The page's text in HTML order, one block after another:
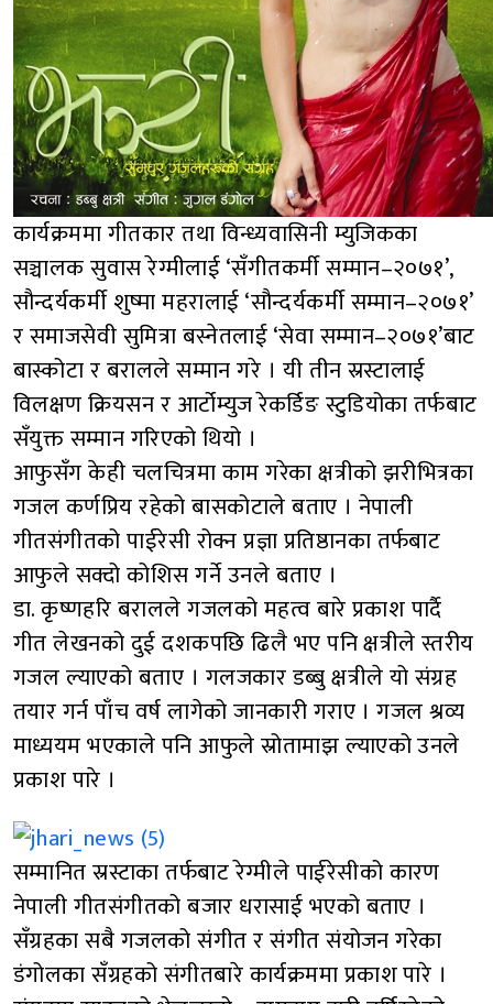
कार्यक्रममा गीतकार तथा विन्ध्यवासिनी म्युजिकका
सञ्चालक सुवास रेग्मीलाई ‘सँगीतकर्मी सम्मान–२०७१’,
सौन्दर्यकर्मी शुष्मा महरालाई ‘सौन्दर्यकर्मी सम्मान–२०७१’
र समाजसेवी सुमित्रा बस्नेतलाई ‘सेवा सम्मान–२०७१’बाट
बास्कोटा र बरालले सम्मान गरे । यी तीन स्रस्टालाई
विलक्षण क्रियसन र आर्टोम्युज रेकर्डिङ स्टुडियोका तर्फबाट
सँयुक्त सम्मान गरिएको थियो ।
आफुसँग केही चलचित्रमा काम गरेका क्षत्रीको झरीभित्रका
गजल कर्णप्रिय रहेको बासकोटाले बताए । नेपाली
गीतसंगीतको पाईरेसी रोक्न प्रज्ञा प्रतिष्ठानका तर्फबाट
आफुले सक्दो कोशिस गर्ने उनले बताए ।
डा. कृष्णहरि बरालले गजलको महत्व बारे प्रकाश पार्दै
गीत लेखनको दुई दशकपछि ढिलै भए पनि क्षत्रीले स्तरीय
गजल ल्याएको बताए । गलजकार डब्बु क्षत्रीले यो संग्रह
तयार गर्न पाँच वर्ष लागेको जानकारी गराए । गजल श्रव्य
माध्ययम भएकाले पनि आफुले स्रोतामाझ ल्याएको उनले
प्रकाश पारे ।
सम्मानित स्रस्टाका तर्फबाट रेग्मीले पाईरेसीको कारण
नेपाली गीतसंगीतको बजार धरासाई भएको बताए ।
सँग्रहका सबै गजलको संगीत र संगीत संयोजन गरेका
डंगोलका सँग्रहको संगीतबारे कार्यक्रममा प्रकाश पारे ।